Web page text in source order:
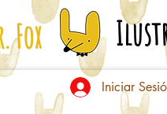
Fox
Iniciar